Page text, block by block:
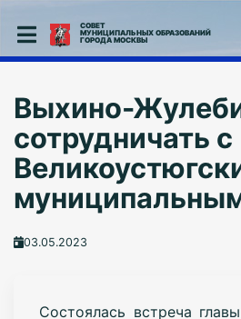
СОВЕТ
МУНИЦИПАЛЬНЫХ ОБРАЗОВАНИЙ
ГОРОДА МОСКВЫ
Выхино-
сотрудничать с
03.05.2023
Состоялась встреча